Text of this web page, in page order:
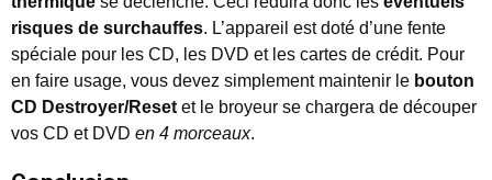
risques de surchauffes. L’appareil est doté d’une fente
spéciale pour les CD, les DVD et les cartes de crédit. Pour
en faire usage, vous devez simplement maintenir le bouton
CD Destroyer/Reset et le broyeur se chargera de découper
vos CD et DVD en 4 morceaux.